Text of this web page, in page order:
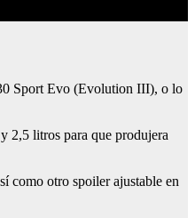
Sport Evo (Evolution III), o lo
2,5 litros para que produjera
como otro spoiler ajustable en